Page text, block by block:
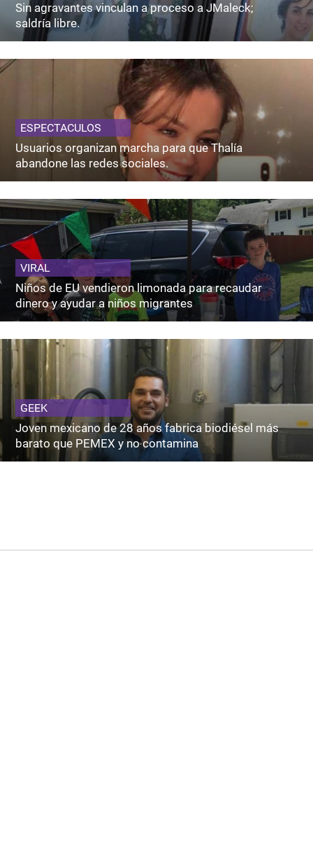
Sin agravantes vinculan a proceso a JMaleck;
saldría libre.
ESPECTACULOS
Usuarios organizan marcha para que Thalía
abandone las redes sociales.
VIRAL
Niños de EU vendieron limonada para recaudar
dinero y ayudar a niños migrantes
GEEK
Joven mexicano de 28 años fabrica biodiésel más
barato que PEMEX y no contamina